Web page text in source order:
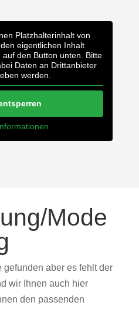
Platzhalterinhalt von
den eigentlichen Inhalt
den Button unten. Bitte
Daten an Drittanbieter
werden.
Mode
gefunden aber es fehlt der
wir Ihnen auch hier
den passenden